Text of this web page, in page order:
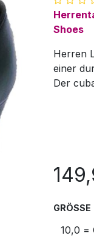
Shoes
Herren
einer
Der
GRÖSSE